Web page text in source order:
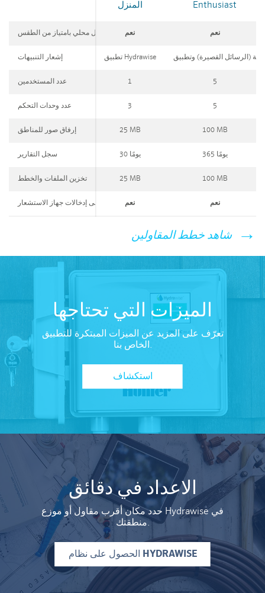
المنزل Enthusiast
نعم نعم
تطبيق Hydrawise
1 5
3 5
25 MB 100 MB
30 يومًا 365 يومًا
25 MB 100 MB
نعم نعم
مراقبة سقوط الأمطار بشكل محلي بامتياز من الطقس
إشعار التنبيهات
عدد المستخدمين
عدد وحدات التحكم
إرفاق صور للمناطق
سجل التقارير
تخزين الملفات والخطط
بدء الري بناءً على إدخالات جهاز الاستشعار
شاهد خطط المقاولين
الميزات التي تحتاجها
تعرّف على المزيد عن الميزات المبتكرة للتطبيق
الخاص بنا.
استكشاف
الاعداد في دقائق
حدد مكان أقرب مقاول أو موزع Hydrawise في
منطقتك.
الحصول على نظام HYDRAWISE